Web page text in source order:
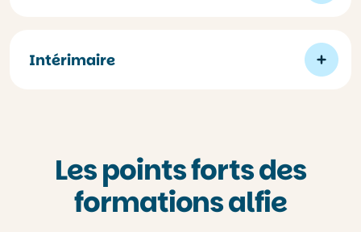
Intérimaire
Les points forts des
formations alfie